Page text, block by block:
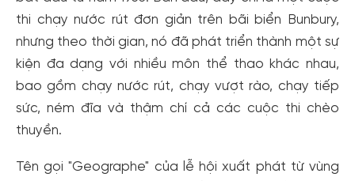
thi chạy nước rút đơn giản trên bãi biển Bunbury,
nhưng theo thời gian, nó đã phát triển thành một sự
kiện đa dạng với nhiều môn thể thao khác nhau,
bao gồm chạy nước rút, chạy vượt rào, chạy tiếp
sức, ném đĩa và thậm chí cả các cuộc thi chèo
thuyền.
Tên gọi "Geographe" của lễ hội xuất phát từ vùng